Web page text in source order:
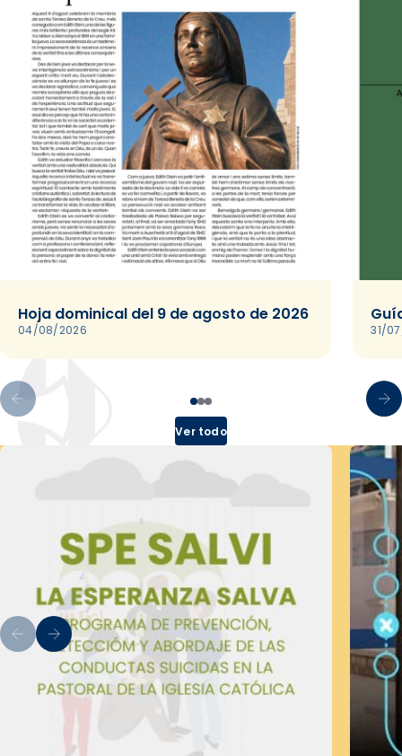
Hoja dominical del 9 de agosto de 2026
04/08/2026 31/
Ver todo